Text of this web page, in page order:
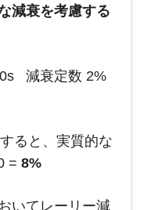
減衰を考慮する
減衰定数 2%
ると、実質的な
= 8%
いてレーリー減